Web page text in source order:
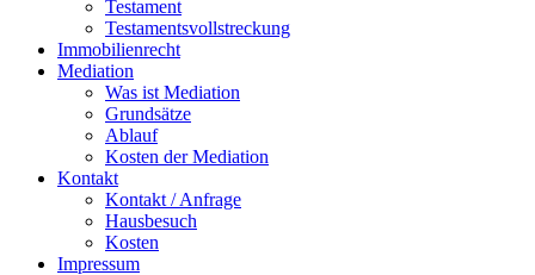
Testament
Testamentsvollstreckung
Immobilienrecht
Mediation
Was ist Mediation
Grundsätze
Ablauf
Kosten der Mediation
Kontakt
Kontakt / Anfrage
Hausbesuch
Kosten
Impressum